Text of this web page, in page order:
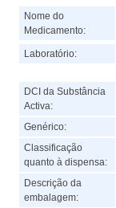
Nome do
Medicamento:
Laboratório:
DCI da Substância
Activa:
Genérico:
Classificação
quanto à dispensa:
Descrição da
embalagem: